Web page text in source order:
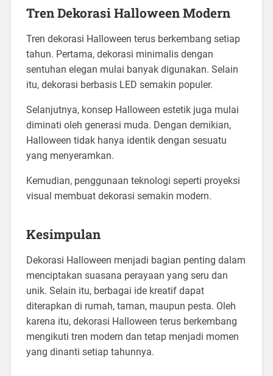
Tren Dekorasi Halloween Modern
Tren dekorasi Halloween terus berkembang setiap
tahun. Pertama, dekorasi minimalis dengan
sentuhan elegan mulai banyak digunakan. Selain
itu, dekorasi berbasis LED semakin populer.
Selanjutnya, konsep Halloween estetik juga mulai
diminati oleh generasi muda. Dengan demikian,
Halloween tidak hanya identik dengan sesuatu
yang menyeramkan.
Kemudian, penggunaan teknologi seperti proyeksi
visual membuat dekorasi semakin modern.
Kesimpulan
Dekorasi Halloween menjadi bagian penting dalam
menciptakan suasana perayaan yang seru dan
unik. Selain itu, berbagai ide kreatif dapat
diterapkan di rumah, taman, maupun pesta. Oleh
karena itu, dekorasi Halloween terus berkembang
mengikuti tren modern dan tetap menjadi momen
yang dinanti setiap tahunnya.